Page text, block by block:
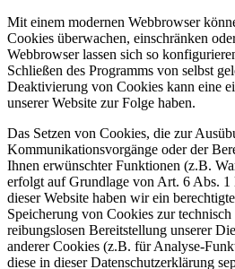
Mit einem modernen Webbrowser
Cookies überwachen, einschränken
Webbrowser lassen sich so
Schließen des Programms von selbst
Deaktivierung von Cookies kann eine
unserer Website zur Folge haben.
Das Setzen von Cookies, die zur
Kommunikationsvorgänge oder der
Ihnen erwünschter Funktionen (z.B.
erfolgt auf Grundlage von Art. 6 Abs.
dieser Website haben wir ein
Speicherung von Cookies zur
reibungslosen Bereitstellung unserer
anderer Cookies (z.B. für Analyse-
diese in dieser Datenschutzerklärung